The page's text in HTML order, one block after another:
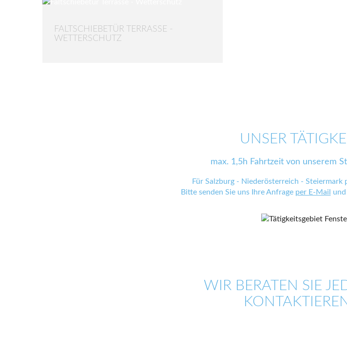
FALTSCHIEBETÜR TERRASSE -
WETTERSCHUTZ
UNSER
max. 1,5h Fahrtzeit von unserem
Für Salzburg - Niederösterreich -
Bitte senden Sie uns Ihre Anfrage per E-Mail
WIR BERATEN SIE